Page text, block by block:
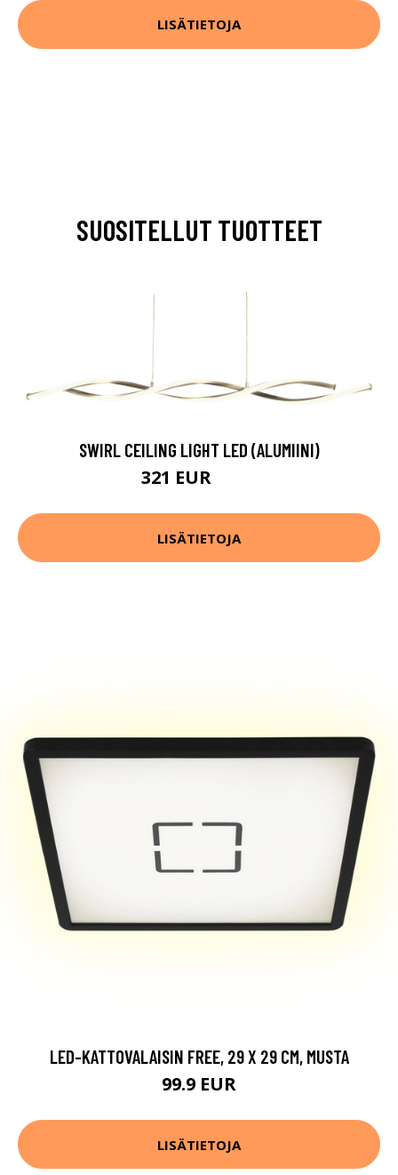
LISÄTIETOJA
SUOSITELLUT TUOTTEET
SWIRL CEILING LIGHT LED (ALUMIINI)
321 EUR
LISÄTIETOJA
LED-KATTOVALAISIN FREE, 29 X 29 CM, MUSTA
99.9 EUR
LISÄTIETOJA